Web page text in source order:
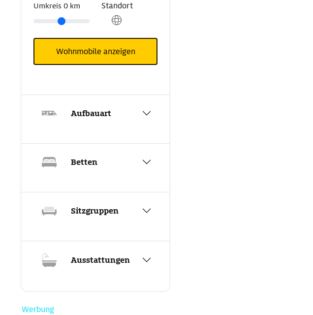
Umkreis 0 km Standort
Wohnmobile anzeigen
Aufbauart
Betten
Sitzgruppen
Ausstattungen
Werbung